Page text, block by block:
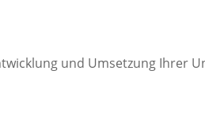
und Umsetzung Ihrer